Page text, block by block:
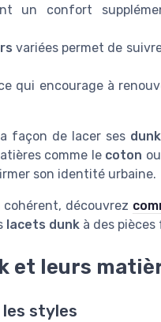
un confort
variées permet de
qui encourage à
façon de lacer ses dunk
comme le coton
son identité urbaine.
découvrez
lacets dunk à des pièces
et leurs
styles